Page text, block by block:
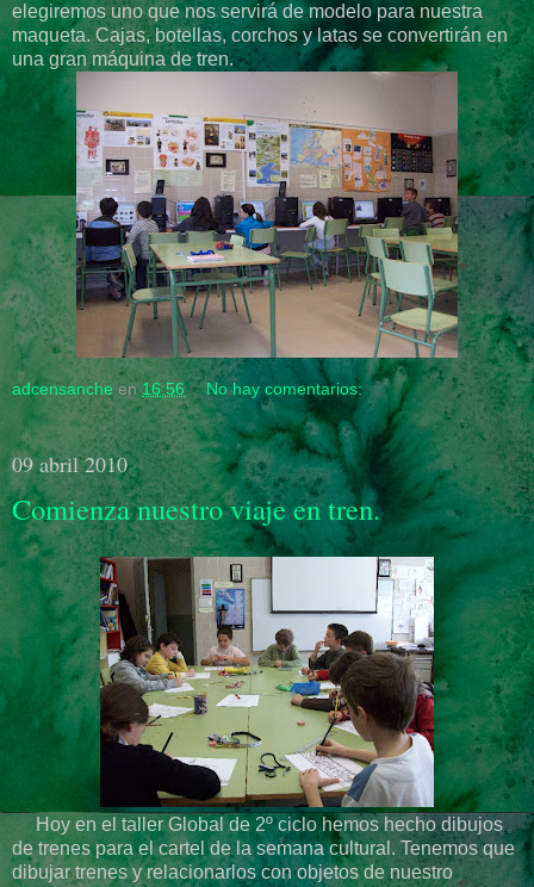
elegiremos uno que nos servirá de modelo para nuestra
maqueta. Cajas, botellas, corchos y latas se convertirán en
una gran máquina de tren.
adcensanche en 16:56 No hay comentarios:
09 abril 2010
Comienza nuestro viaje en tren.
Hoy en el taller Global de 2º ciclo hemos hecho dibujos
de trenes para el cartel de la semana cultural. Tenemos que
dibujar trenes y relacionarlos con objetos de nuestro